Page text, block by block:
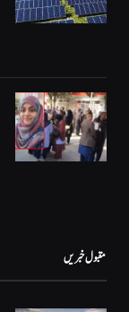
مقبول خبریں